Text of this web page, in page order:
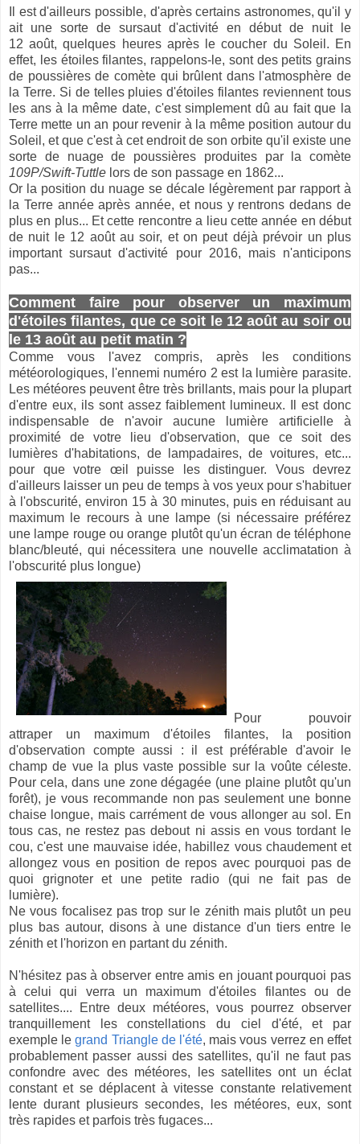
Il est d'ailleurs possible, d'après certains astronomes, qu'il y
ait une sorte de sursaut d'activité en début de nuit le
12 août, quelques heures après le coucher du Soleil. En
effet, les étoiles filantes, rappelons-le, sont des petits grains
de poussières de comète qui brûlent dans l'atmosphère de
la Terre. Si de telles pluies d'étoiles filantes reviennent tous
les ans à la même date, c'est simplement dû au fait que la
Terre mette un an pour revenir à la même position autour du
Soleil, et que c'est à cet endroit de son orbite qu'il existe une
sorte de nuage de poussières produites par la comète
109P/Swift-Tuttle lors de son passage en 1862...
Or la position du nuage se décale légèrement par rapport à
la Terre année après année, et nous y rentrons dedans de
plus en plus... Et cette rencontre a lieu cette année en début
de nuit le 12 août au soir, et on peut déjà prévoir un plus
important sursaut d'activité pour 2016, mais n'anticipons
pas...
Comment faire pour observer un maximum
d'étoiles filantes, que ce soit le 12 août au soir ou
le 13 août au petit matin ?
Comme vous l'avez compris, après les conditions
météorologiques, l'ennemi numéro 2 est la lumière parasite.
Les météores peuvent être très brillants, mais pour la plupart
d'entre eux, ils sont assez faiblement lumineux. Il est donc
indispensable de n'avoir aucune lumière artificielle à
proximité de votre lieu d'observation, que ce soit des
lumières d'habitations, de lampadaires, de voitures, etc...
pour que votre œil puisse les distinguer. Vous devrez
d'ailleurs laisser un peu de temps à vos yeux pour s'habituer
à l'obscurité, environ 15 à 30 minutes, puis en réduisant au
maximum le recours à une lampe (si nécessaire préférez
une lampe rouge ou orange plutôt qu'un écran de téléphone
blanc/bleuté, qui nécessitera une nouvelle acclimatation à
l'obscurité plus longue)
Pour pouvoir
attraper un maximum d'étoiles filantes, la position
d'observation compte aussi : il est préférable d'avoir le
champ de vue la plus vaste possible sur la voûte céleste.
Pour cela, dans une zone dégagée (une plaine plutôt qu'un
forêt), je vous recommande non pas seulement une bonne
chaise longue, mais carrément de vous allonger au sol. En
tous cas, ne restez pas debout ni assis en vous tordant le
cou, c'est une mauvaise idée, habillez vous chaudement et
allongez vous en position de repos avec pourquoi pas de
quoi grignoter et une petite radio (qui ne fait pas de
lumière).
Ne vous focalisez pas trop sur le zénith mais plutôt un peu
plus bas autour, disons à une distance d'un tiers entre le
zénith et l'horizon en partant du zénith.
N'hésitez pas à observer entre amis en jouant pourquoi pas
à celui qui verra un maximum d'étoiles filantes ou de
satellites.... Entre deux météores, vous pourrez observer
tranquillement les constellations du ciel d'été, et par
exemple legrand Triangle de l'été, mais vous verrez en effet
probablement passer aussi des satellites, qu'il ne faut pas
confondre avec des météores, les satellites ont un éclat
constant et se déplacent à vitesse constante relativement
lente durant plusieurs secondes, les météores, eux, sont
très rapides et parfois très fugaces...